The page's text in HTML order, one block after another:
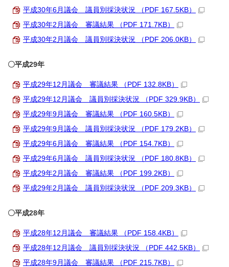
平成30年6月議会 議員別採決状況 （PDF 167.5KB）
平成30年2月議会 審議結果 （PDF 171.7KB）
平成30年2月議会 議員別採決状況 （PDF 206.0KB）
〇平成29年
平成29年12月議会 審議結果 （PDF 132.8KB）
平成29年12月議会 議員別採決状況 （PDF 329.9KB）
平成29年9月議会 審議結果 （PDF 160.5KB）
平成29年9月議会 議員別採決状況 （PDF 179.2KB）
平成29年6月議会 審議結果 （PDF 154.7KB）
平成29年6月議会 議員別採決状況 （PDF 180.8KB）
平成29年2月議会 審議結果 （PDF 199.2KB）
平成29年2月議会 議員別採決状況 （PDF 209.3KB）
〇平成28年
平成28年12月議会 審議結果 （PDF 158.4KB）
平成28年12月議会 議員別採決状況 （PDF 442.5KB）
平成28年9月議会 審議結果 （PDF 215.7KB）